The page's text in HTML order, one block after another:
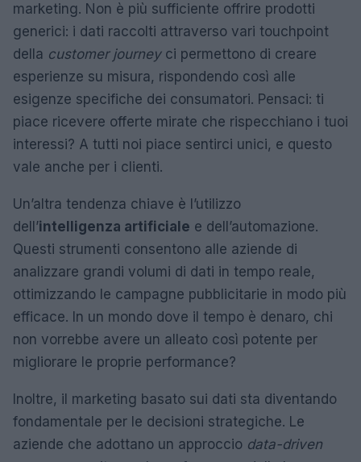
marketing. Non è più sufficiente offrire prodotti
generici: i dati raccolti attraverso vari touchpoint
della customer journeyci permettono di creare
esperienze su misura, rispondendo così alle
esigenze specifiche dei consumatori. Pensaci: ti
piace ricevere offerte mirate che rispecchiano i tuoi
interessi? A tutti noi piace sentirci unici, e questo
vale anche per i clienti.
Un’altra tendenza chiave è l’utilizzo
dell’intelligenza artificiale e dell’automazione.
Questi strumenti consentono alle aziende di
analizzare grandi volumi di dati in tempo reale,
ottimizzando le campagne pubblicitarie in modo più
efficace. In un mondo dove il tempo è denaro, chi
non vorrebbe avere un alleato così potente per
migliorare le proprie performance?
Inoltre, il marketing basato sui dati sta diventando
fondamentale per le decisioni strategiche. Le
aziende che adottano un approccio data-driven